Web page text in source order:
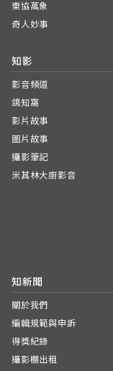
東協萬象
奇人妙事
知影
影音頻道
鴿知窩
影片故事
圖片故事
攝影筆記
米其林大廚影音
知新聞
關於我們
編輯規範與申訴
得獎紀錄
攝影棚出租